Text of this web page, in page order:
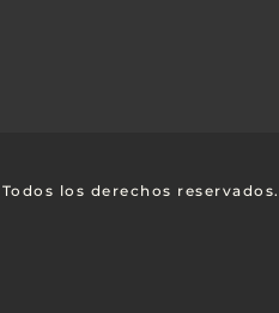
los derechos reservados.